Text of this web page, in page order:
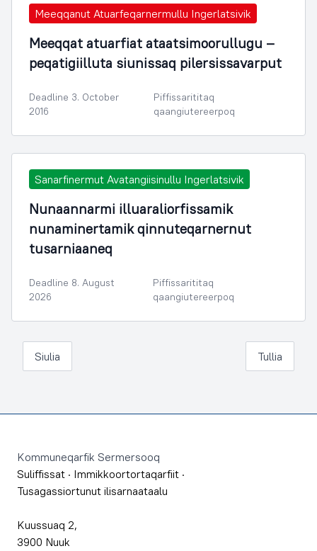
Meeqqanut Atuarfeqarnermullu Ingerlatsivik
Meeqqat atuarfiat ataatsimoorullugu –
peqatigiilluta siunissaq pilersissavarput
Deadline 3. October
2016
Piffissarititaq
qaangiutereerpoq
Sanarfinermut Avatangiisinullu Ingerlatsivik
Nunaannarmi illuaraliorfissamik
nunaminertamik qinnuteqarnernut
tusarniaaneq
Deadline 8. August
2026
Piffissarititaq
qaangiutereerpoq
Siulia Tullia
Kommuneqarfik Sermersooq
Suliffissat · Immikkoortortaqarfiit ·
Tusagassiortunut ilisarnaataalu
Kuussuaq 2,
3900 Nuuk